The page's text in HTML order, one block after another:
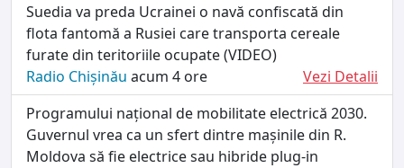
Suedia va preda Ucrainei o navă confiscată din
flota fantomă a Rusiei care transporta cereale
furate din teritoriile ocupate (VIDEO)
Radio Chișinău acum 4 ore
Vezi Detalii
Programului național de mobilitate electrică 2030.
Guvernul vrea ca un sfert dintre mașinile din R.
Moldova să fie electrice sau hibride plug-in